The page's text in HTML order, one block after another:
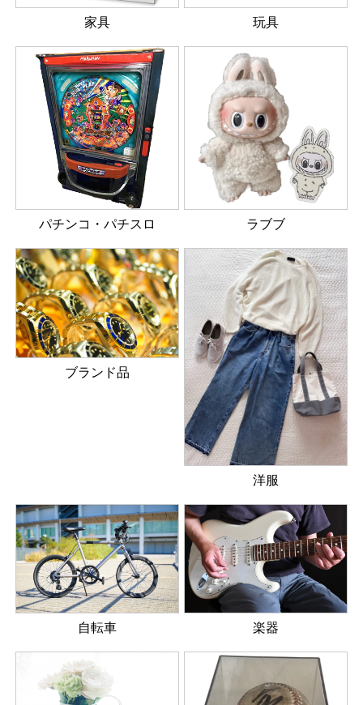
家具 玩具
パチンコ・パチスロ ラブブ
ブランド品
洋服
自転車 楽器